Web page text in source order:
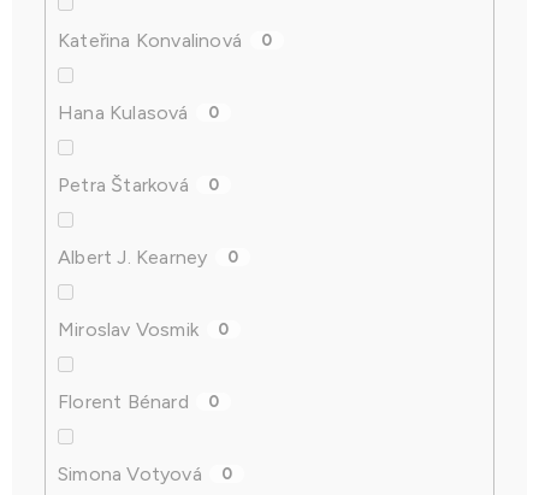
Kateřina Konvalinová 0
Hana Kulasová 0
Petra Štarková 0
Albert J. Kearney 0
Miroslav Vosmik 0
Florent Bénard 0
Simona Votyová 0